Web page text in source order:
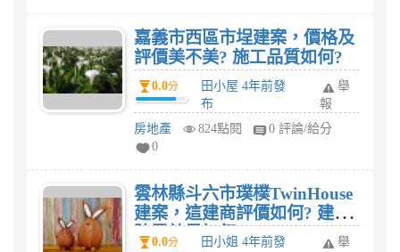
嘉義市西區市埕建案，價格及
評價美不美? 施工品質如何?
0.0分
田小屋 4年前發
布
舉
報
房地產
824點閱
0 評論/給分
0
雲林縣斗六市璞樸TwinHouse
建案，這建商評價如何? 建材
防震效果如何?
0.0分
田小姐 4年前發
舉